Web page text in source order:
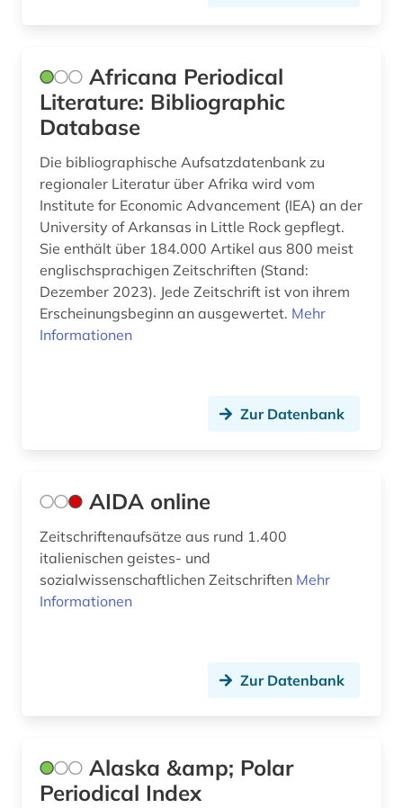
bodenschutz (1)
bodensee-gebiet (1)
bodenökologie (1)
book e (1)
botanik (1)
brandenburg (2)
brasilien (1)
buchbestand (1)
buchenwald (1)
building information modeling (1)
böhmen (1)
Ukraine (2)
Unbekannt (1)
Zypern (2)
Africana Periodical
Literature: Bibliographic
Database
Die bibliographische Aufsatzdatenbank zu
regionaler Literatur über Afrika wird vom
Institute for Economic Advancement (IEA) an der
University of Arkansas in Little Rock gepflegt.
Sie enthält über 184.000 Artikel aus 800 meist
englischsprachigen Zeitschriften (Stand:
Dezember 2023). Jede Zeitschrift ist von ihrem
Erscheinungsbeginn an ausgewertet. Mehr
Informationen
Zur Datenbank
AIDA online
Zeitschriftenaufsätze aus rund 1.400
italienischen geistes- und
sozialwissenschaftlichen Zeitschriften Mehr
Informationen
Zur Datenbank
Alaska &amp; Polar
Periodical Index